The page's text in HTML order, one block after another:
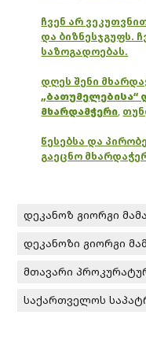
ჩვენ არ
და ბიზნესჯგუფს.
საზოგადოებას.
დღეს შენი
„ბათუმელებისა“
მხარდამჭერი,
წესებსა და
გაეცნო
დეკანოზ გიორგი
დეკანოზი გიორგი
მთავარი
საქართველოს